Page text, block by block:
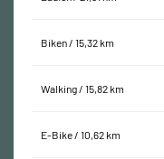
Biken / 15,32 km
Walking / 15,82 km
E-Bike / 10,62 km